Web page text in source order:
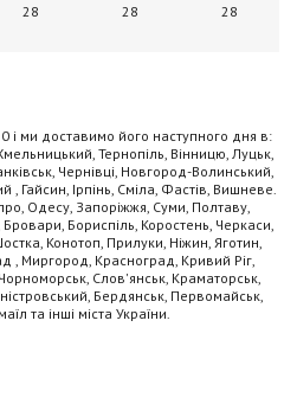
28 28 28
і ми доставимо його наступного дня в:
Тернопіль, Вінницю, Луцьк,
Чернівці, Новгород-Волинський,
Гайсин, Ірпінь, Сміла, Фастів, Вишневе.
Одесу, Запоріжжя, Суми, Полтаву,
Бровари, Бориспіль, Коростень, Черкаси,
Конотоп, Прилуки, Ніжин, Яготин,
, Миргород, Красноград, Кривий Ріг,
Слов'янськ, Краматорськ,
Бердянськ, Первомайськ,
та інші міста України.